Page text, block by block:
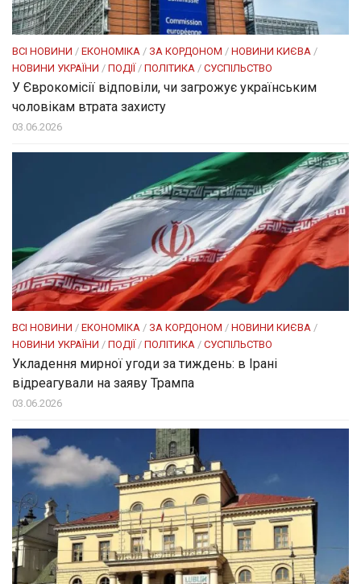
ВСІ НОВИНИ / ЕКОНОМІКА / ЗА КОРДОНОМ / НОВИНИ КИЄВА /
НОВИНИ УКРАЇНИ / ПОДІЇ / ПОЛІТИКА / СУСПІЛЬСТВО
У Єврокомісії відповіли, чи загрожує українським
чоловікам втрата захисту
03.06.2026
ВСІ НОВИНИ / ЕКОНОМІКА / ЗА КОРДОНОМ / НОВИНИ КИЄВА /
НОВИНИ УКРАЇНИ / ПОДІЇ / ПОЛІТИКА / СУСПІЛЬСТВО
Укладення мирної угоди за тиждень: в Ірані
відреагували на заяву Трампа
03.06.2026